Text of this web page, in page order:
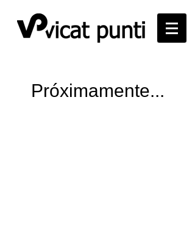
Próximamente...